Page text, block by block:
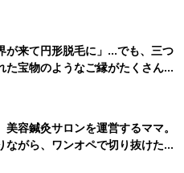
が来て円形脱毛に」…でも、三つ
た宝物のようなご縁がたくさん！
容鍼灸サロンを運営するママ。
ながら、ワンオペで切り抜けた赤
ンタビュー・後編】